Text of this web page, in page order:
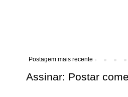
Postagem mais recente
Assinar: Postar